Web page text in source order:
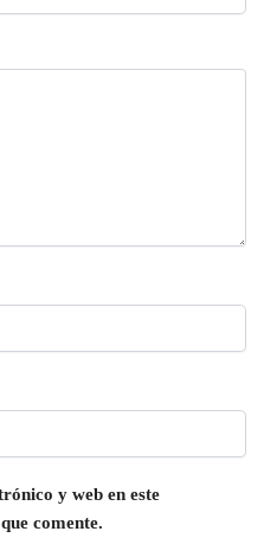
y web en este
comente.